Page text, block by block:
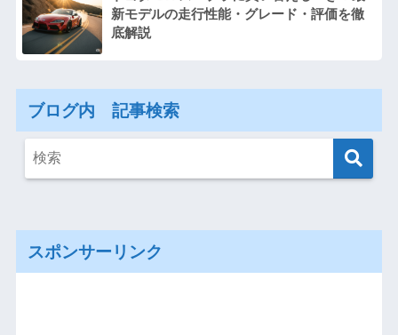
新モデルの走行性能・グレード・評価を徹
底解説
ブログ内 記事検索
スポンサーリンク